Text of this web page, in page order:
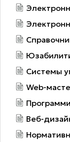
Системы
Web-
Веб-